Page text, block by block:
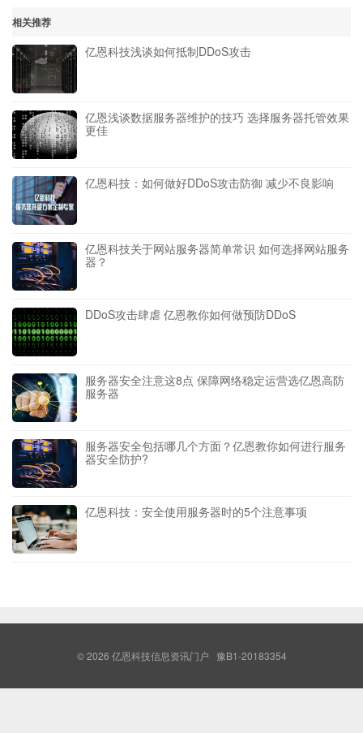
相关推荐
亿恩科技浅谈如何抵制DDoS攻击
亿恩浅谈数据服务器维护的技巧 选择服务器托管效果
更佳
亿恩科技：如何做好DDoS攻击防御 减少不良影响
亿恩科技关于网站服务器简单常识 如何选择网站服务
器？
DDoS攻击肆虐 亿恩教你如何做预防DDoS
服务器安全注意这8点 保障网络稳定运营选亿恩高防
服务器
服务器安全包括哪几个方面？亿恩教你如何进行服务
器安全防护?
亿恩科技：安全使用服务器时的5个注意事项
© 2026 亿恩科技信息资讯门户 豫B1-20183354